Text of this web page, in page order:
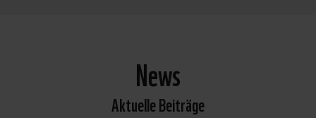
News
Aktuelle Beiträge